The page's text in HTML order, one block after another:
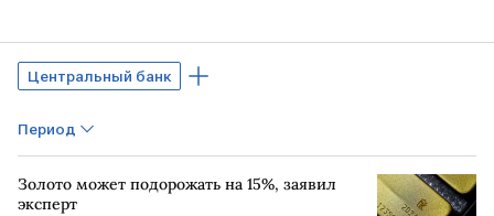
Центральный банк
Период
Золото может подорожать на 15%, заявил
эксперт